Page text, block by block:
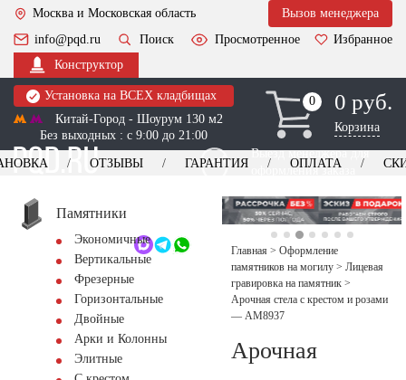
Москва и Московская область
Вызов менеджера
info@pqd.ru
Поиск Просмотренное
Избранное
Конструктор
Установка на ВСЕХ кладбищах
Китай-Город - Шоурум 130 м2
Без выходных : с 9:00 до 21:00
0
0 0 руб.
Корзина
Выезд менеджера для
оформления заказа
+7 (495) 518-44-23
Обратный звонок
ОТЗЫВЫ ГАРАНТИЯ ОПЛАТА
Памятники
Экономичные
Вертикальные
Фрезерные
Горизонтальные
Двойные
Арки и Колонны
Элитные
Главная > Оформление
памятников на могилу > Лицевая
гравировка на памятник >
Арочная стела с крестом и розами
— AM8937
Арочная